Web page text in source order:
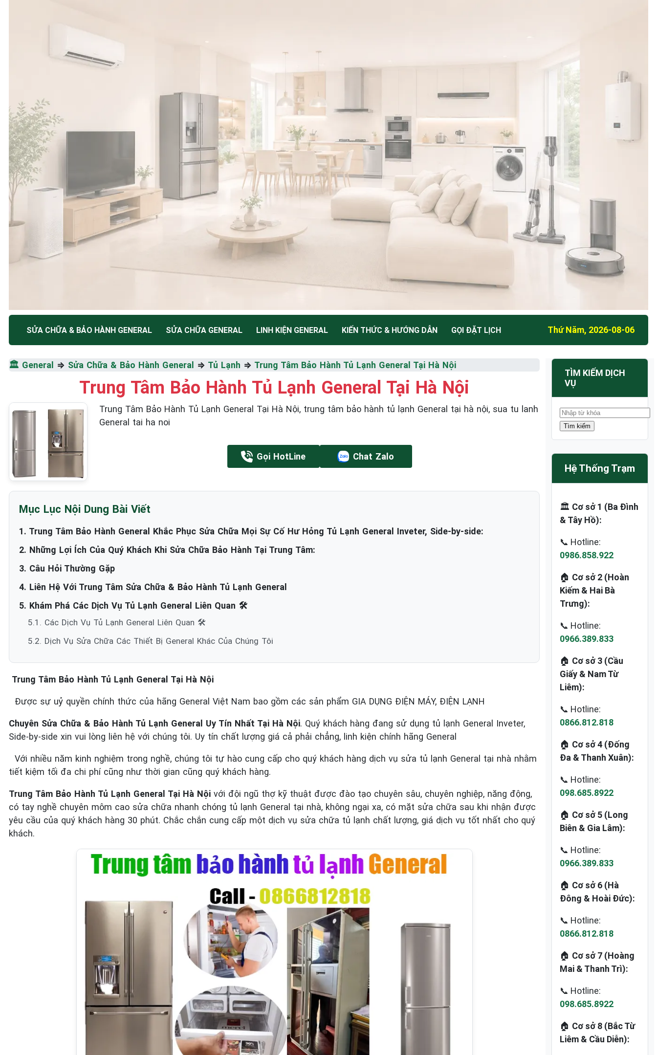
TRUNG TÂM BẢO HÀNH ĐIỆN MÁY HÀ NỘI
SỬA CHỮA & BẢO HÀNH
GENERAL
Tốc Độ Tối Đa • Chất Lượng Tối Ưu • Chi Phí Tối Thiểu
☎️ 09.86.85.89.22
SỬA CHỮA & BẢO HÀNH GENERAL SỬA CHỮA GENERAL LINH KIỆN GENERAL KIẾN THỨC & HƯỚNG DẪN GỌI ĐẶT LỊCH Thứ Năm, 2026-08-06
🏛️ General ⇒ Sửa Chữa & Bảo Hành General ⇒ Tủ Lạnh ⇒ Trung Tâm Bảo Hành Tủ Lạnh General Tại Hà Nội
Trung Tâm Bảo Hành Tủ Lạnh General Tại Hà Nội
Trung Tâm Bảo Hành Tủ Lạnh General Tại Hà Nội, trung tâm bảo hành tủ lạnh General tại hà nội, sua tu lanh
General tai ha noi
Gọi HotLine Chat Zalo
Mục Lục Nội Dung Bài Viết
1. Trung Tâm Bảo Hành General Khắc Phục Sửa Chữa Mọi Sự Cố Hư Hỏng Tủ Lạnh General Inveter, Side-by-side:
2. Những Lợi Ích Của Quý Khách Khi Sửa Chữa Bảo Hành Tại Trung Tâm:
3. Câu Hỏi Thường Gặp
4. Liên Hệ Với Trung Tâm Sửa Chữa & Bảo Hành Tủ Lạnh General
5. Khám Phá Các Dịch Vụ Tủ Lạnh General Liên Quan 🛠️
5.1. Các Dịch Vụ Tủ Lạnh General Liên Quan 🛠️
5.2. Dịch Vụ Sửa Chữa Các Thiết Bị General Khác Của Chúng Tôi
Trung Tâm Bảo Hành Tủ Lạnh General Tại Hà Nội
Được sự uỷ quyền chính thức của hãng General Việt Nam bao gồm các sản phẩm GIA DỤNG ĐIỆN MÁY, ĐIỆN LẠNH
Chuyên Sửa Chữa & Bảo Hành Tủ Lạnh General Uy Tín Nhất Tại Hà Nội. Quý khách hàng đang sử dụng tủ lạnh General Inveter,
Side-by-side xin vui lòng liên hệ với chúng tôi. Uy tín chất lượng giá cả phải chẳng, linh kiện chính hãng General
Với nhiều năm kinh nghiệm trong nghề, chúng tôi tự hào cung cấp cho quý khách hàng dịch vụ sửa tủ lạnh General tại nhà nhằm
tiết kiệm tối đa chi phí cũng như thời gian cũng quý khách hàng.
Trung Tâm Bảo Hành Tủ Lạnh General Tại Hà Nội với đội ngũ thợ kỹ thuật được đào tạo chuyên sâu, chuyên nghiệp, năng động,
có tay nghề chuyên môm cao sửa chữa nhanh chóng tủ lạnh General tại nhà, không ngại xa, có mặt sửa chữa sau khi nhận được
yêu cầu của quý khách hàng 30 phút. Chắc chắn cung cấp một dịch vụ sửa chữa tủ lạnh chất lượng, giá dịch vụ tốt nhất cho quý
khách.
TÌM KIẾM DỊCH
VỤ
Hệ Thống Trạm
🏛️ Cơ sở 1 (Ba Đình
& Tây Hồ):
📞 Hotline:
0986.858.922
🏠 Cơ sở 2 (Hoàn
Kiếm & Hai Bà
Trưng):
📞 Hotline:
0966.389.833
🏠 Cơ sở 3 (Cầu
Giấy & Nam Từ
Liêm):
📞 Hotline:
0866.812.818
🏠 Cơ sở 4 (Đống
Đa & Thanh Xuân):
📞 Hotline:
098.685.8922
🏠 Cơ sở 5 (Long
Biên & Gia Lâm):
📞 Hotline:
0966.389.833
🏠 Cơ sở 6 (Hà
Đông & Hoài Đức):
📞 Hotline:
0866.812.818
🏠 Cơ sở 7 (Hoàng
Mai & Thanh Trì):
📞 Hotline:
098.685.8922
🏠 Cơ sở 8 (Bắc Từ
Liêm & Cầu Diễn):